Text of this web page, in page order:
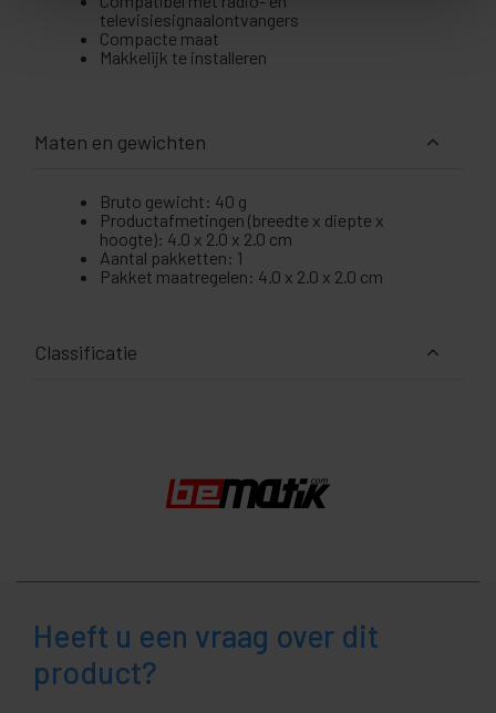
televisiesignaalontvangers
Compacte maat
Makkelijk te installeren
Maten en gewichten
Bruto gewicht: 40 g
Productafmetingen (breedte x diepte x
hoogte): 4.0 x 2.0 x 2.0 cm
Aantal pakketten: 1
Pakket maatregelen: 4.0 x 2.0 x 2.0 cm
Classificatie
Heeft u een vraag over dit
product?